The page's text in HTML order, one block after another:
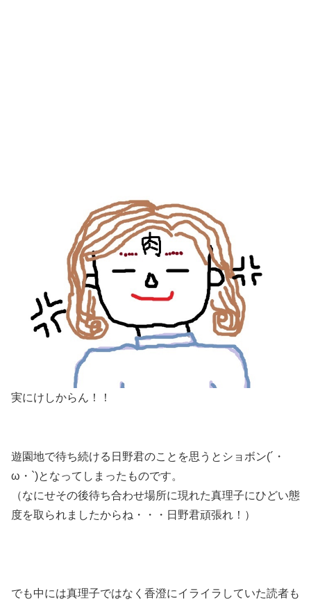
実にけしからん！！
遊園地で待ち続ける日野君のことを思うとショボン(´・
ω・`)となってしまったものです。
（なにせその後待ち合わせ場所に現れた真理子にひどい態
度を取られましたからね・・・日野君頑張れ！）
でも中には真理子ではなく香澄にイライラしていた読者も